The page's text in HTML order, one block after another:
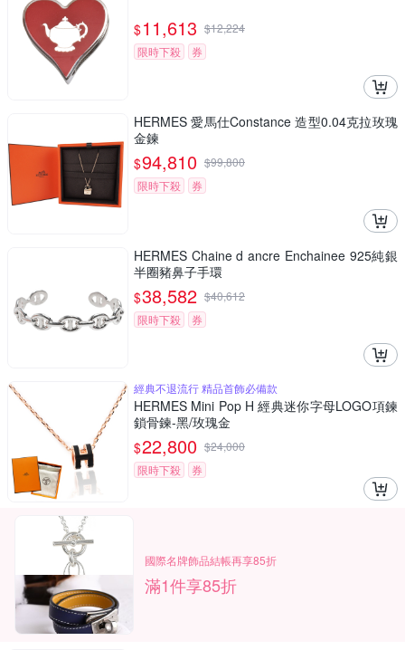
$11,613 $12,224
限時下殺
券
HERMES 愛馬仕Constance 造型0.04克拉玫瑰
金鍊
$94,810 $99,800
限時下殺
券
HERMES Chaine d ancre Enchainee 925純銀
半圈豬鼻子手環
$38,582 $40,612
限時下殺
券
經典不退流行 精品首飾必備款
HERMES Mini Pop H 經典迷你字母LOGO項鍊
鎖骨鍊-黑/玫瑰金
$22,800 $24,000
限時下殺
券
國際名牌飾品結帳再享85折
滿1件享85折